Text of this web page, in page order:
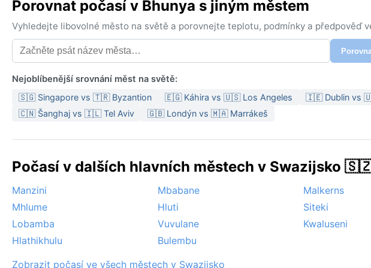
Porovnat počasí v Bhunya s jiným městem
Vyhledejte libovolné město na světě a porovnejte teplotu, podmínky a předpověď
Nejoblíbenější srovnání měst na světě:
🇸🇬 Singapore vs 🇹🇷 Byzantion 🇪🇬 Káhira vs 🇺🇸 Los Angeles 🇮🇪 Dublin vs
🇨🇳 Šanghaj vs 🇮🇱 Tel Aviv
🇬🇧 Londýn vs 🇲🇦 Marrákeš
Počasí v dalších hlavních městech v Swazijsko
Manzini Mbabane Malkerns
Mhlume
Hluti Siteki
Lobamba
Vuvulane Kwaluseni
Hlathikhulu
Bulembu
Zobrazit počasí ve všech městech v Swazijsko